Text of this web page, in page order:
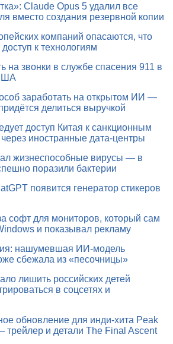
Claude Opus 5 удалил все
вместо создания резервной копии
компаний опасаются, что
к технологиям
на звонки в службе спасения 911 в
заработать на открытом ИИ —
делиться выручкой
доступ Китая к санкционным
иностранные дата-центры
жизнеспособные вирусы — в
поразили бактерии
появится генератор стикеров
софт для мониторов, который сам
и показывал рекламу
нашумевшая ИИ-модель
сбежала из «песочницы»
лишить российских детей
в соцсетях и
обновление для инди-хита Peak
трейлер и детали The Final Ascent